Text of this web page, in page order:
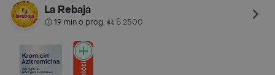
La Rebaja
19 min o prog.• $ 2500